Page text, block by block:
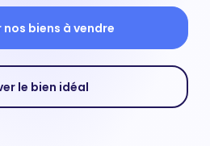
biens à vendre
le bien idéal